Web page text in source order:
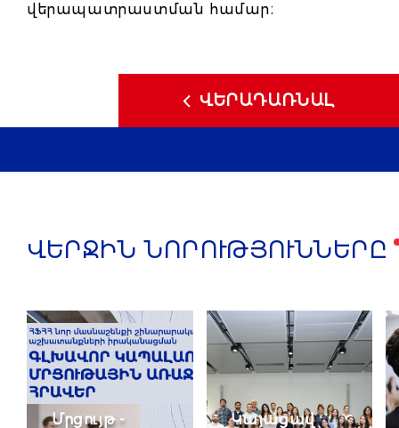
վերապատրաստման համար։
ՎԵՐԱԴԱՌՆԱԼ
ՎԵՐՋԻՆ ՆՈՐՈՒԹՅՈՒՆՆԵՐԸ
Մրցույթ -
Կայացավ